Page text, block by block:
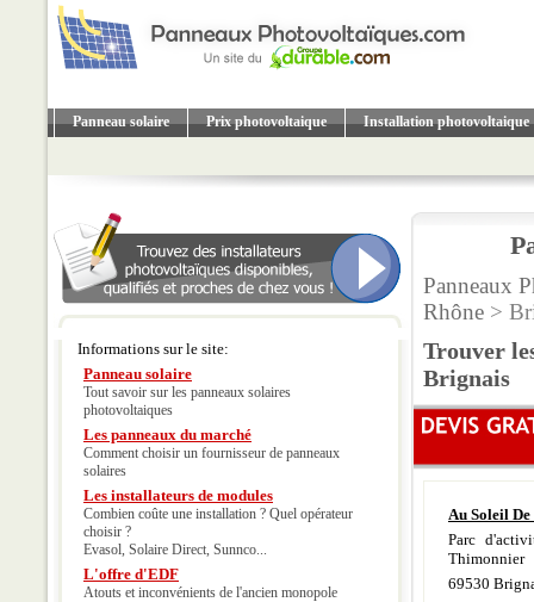
Panneau solaire Prix photovoltaique Installation photovoltaique
Informations sur le site:
Panneau solaire
Tout savoir sur les panneaux solaires
photovoltaiques
Les panneaux du marché
Comment choisir un fournisseur de panneaux
solaires
Les installateurs de modules
Combien coûte une installation ? Quel opérateur
choisir ?
Evasol, Solaire Direct, Sunnco...
L'offre d'EDF
Atouts et inconvénients de l'ancien monopole
Panneaux
Rhône >
Trouver
Brignais
Au Soleil
Parc
Thimonnier
69530